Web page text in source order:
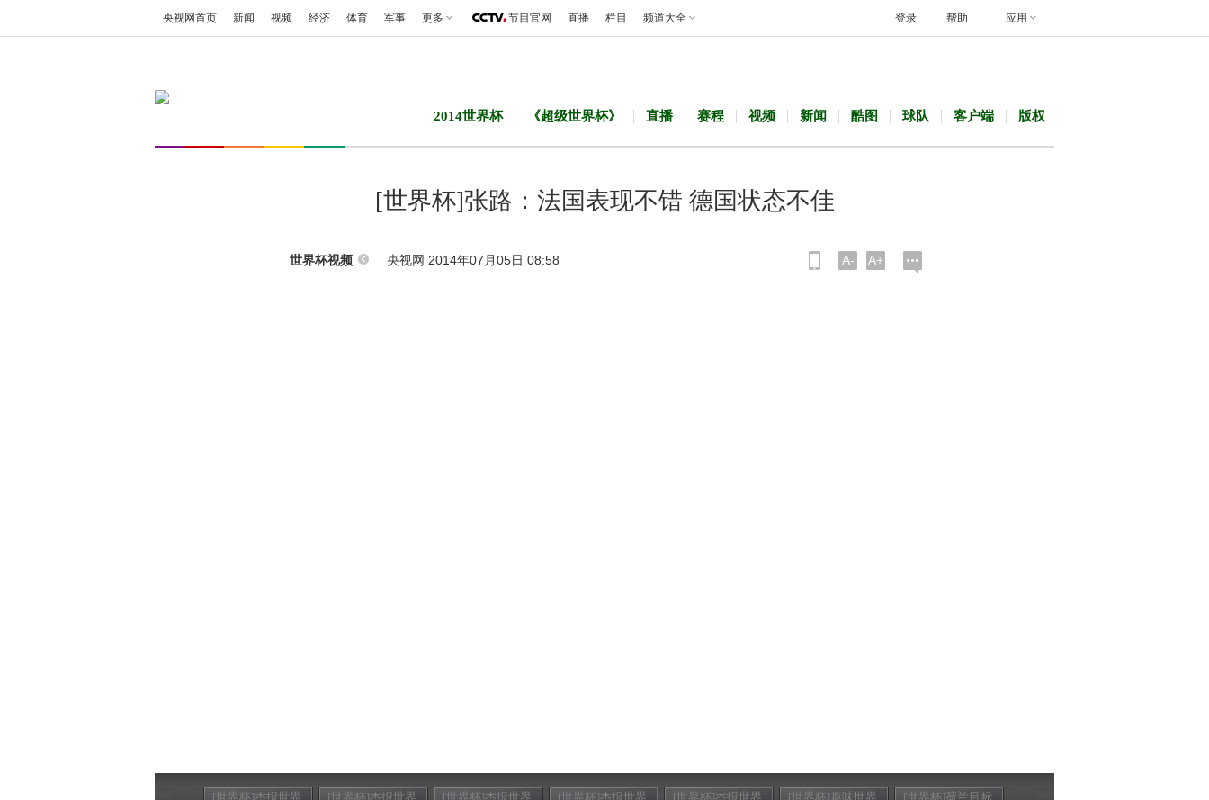
央视网首页 新闻 视频 经济 体育 军事 更多 节目官网 直播 栏目 频道大全 帮助 应用
登录
2014世界杯 《超级世界杯》 直播 赛程 视频 新闻 酷图 球队 客户端 版权
[世界杯]张路：法国表现不错 德国状态不佳
世界杯视频 央视网 2014年07月05日 08:58 A- A+
[世界杯]杰报世界
[世界杯]杰报世界
[世界杯]杰报世界
[世界杯]杰报世界
[世界杯]杰报世界
[世界杯]趣味世界
[世界杯]荷兰目标